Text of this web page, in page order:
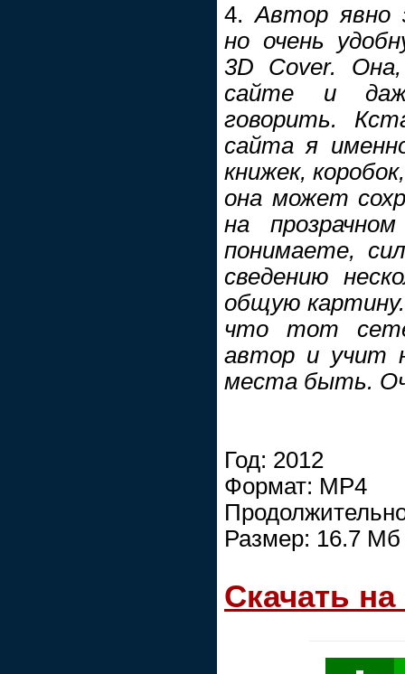
4.Автор явно
но очень
3D Cover.
сайте и
говорить.
сайта я
книжек,
она может
на
понимаете,
сведению
общую
что тот
автор и учит
места быть.
Год: 2012
Формат: MP4
Размер: 16.7 Мб
Скачать